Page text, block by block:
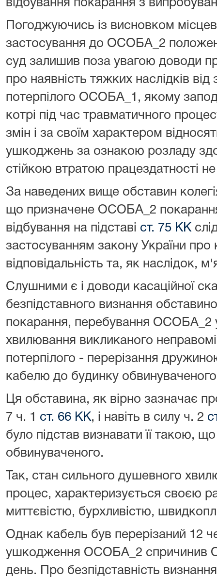
відбування покарання з
Погоджуючись із висновком
застосування до ОСОБА_2
суд залишив поза увагою доводи
про наявність тяжких наслідків від
потерпілого ОСОБА_1, якому
котрі під час травматичного
змін і за своїм характером
ушкоджень за ознакою розладу
стійкою втратою працездатності
За наведених вище обставин
що призначене ОСОБА_2 покарання
відбування на підставі ст. 75 КК
застосуванням закону України про
відповідальність та, як наслідок,
Слушними є і доводи касаційної
безпідставного визнання
покарання, перебування ОСОБА_2
хвилювання викликаного
потерпілого - перерізання
кабелю до будинку
Ця обставина, як вірно зазначає
7 ч. 1 ст. 66 КК, і навіть в силу ч. 2
було підстав визнавати її такою,
обвинуваченого.
Так, стан сильного душевного
процес, характеризується своєю
миттєвістю, бурхливістю,
Однак кабель був перерізаний 12
ушкодження ОСОБА_2 спричинив
день. Про безпідставність